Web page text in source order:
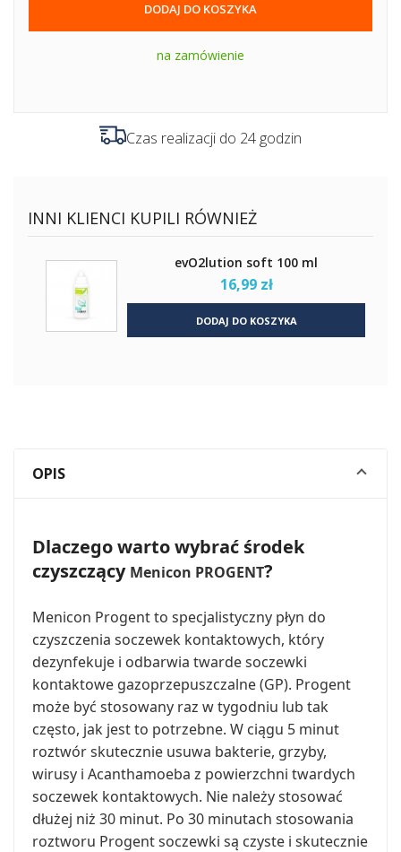
DODAJ DO KOSZYKA
na zamówienie
Czas realizacji do 24 godzin
INNI KLIENCI KUPILI RÓWNIEŻ
evO2lution soft 100 ml
16,99 zł
DODAJ DO KOSZYKA
OPIS
Dlaczego warto wybrać środek
czyszczący Menicon PROGENT?
Menicon Progent to specjalistyczny płyn do
czyszczenia soczewek kontaktowych, który
dezynfekuje i odbarwia twarde soczewki
kontaktowe gazoprzepuszczalne (GP). Progent
może być stosowany raz w tygodniu lub tak
często, jak jest to potrzebne. W ciągu 5 minut
roztwór skutecznie usuwa bakterie, grzyby,
wirusy i Acanthamoeba z powierzchni twardych
soczewek kontaktowych. Nie należy stosować
dłużej niż 30 minut. Po 30 minutach stosowania
roztworu Progent soczewki są czyste i skutecznie